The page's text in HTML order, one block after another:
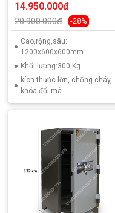
14.950.000đ
20.900.000đ -28%
Cao,rộng,sâu:
1200x600x600mm
Khối lượng:300 Kg
kích thước lớn, chống cháy,
khóa đổi mã